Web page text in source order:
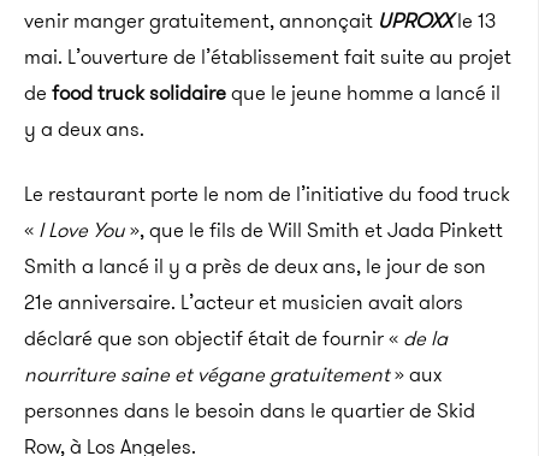
venir manger gratuitement, annonçait UPROXXle 13
mai. L’ouverture de l’établissement fait suite au projet
de food truck solidaireque le jeune homme a lancé il
y a deux ans.
Le restaurant porte le nom de l’initiative du food truck
« I Love You», que le fils de Will Smith et Jada Pinkett
Smith a lancé il y a près de deux ans, le jour de son
21e anniversaire. L’acteur et musicien avait alors
déclaré que son objectif était de fournir « de la
nourriture saine et végane gratuitement» aux
personnes dans le besoin dans le quartier de Skid
Row, à Los Angeles.